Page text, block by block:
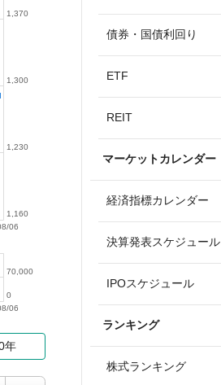
06
1,160
1,230
1,300
1,370
06
0
70,000
年
債券・国債利回り
ETF
REIT
マーケットカレンダー
経済指標カレンダー
決算発表スケジュール
IPOスケジュール
ランキング
株式ランキング